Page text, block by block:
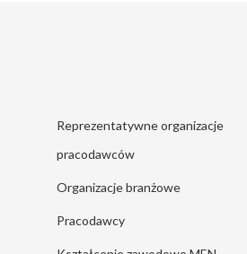
Reprezentatywne organizacje
pracodawców
Organizacje branżowe
Pracodawcy